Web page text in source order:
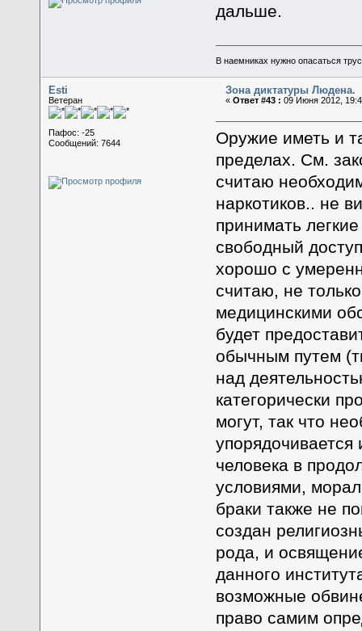
дальше.
В наемниках нужно опасаться
Esti
Ветеран
Пафос: -25
Сообщений: 7644
Зона диктатуры Людена.
«Ответ #43 : 09 Июня 2012,
Оружие иметь и
пределах. См.
считаю
наркотиков.. не
принимать
свободный
хорошо с
считаю, не
медицинскими
будет
обычным путем
над
категорически
могут, так что
упорядочивается
человека в
условиями,
браки также не
создан
рода, и
данного
возможные
право самим